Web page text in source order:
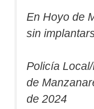
En Hoyo de
sin
Policía
de
de 2024